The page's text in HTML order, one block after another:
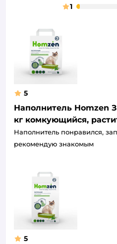
1
5
Наполнитель Homzen
кг комкующийся,
Наполнитель понравился,
рекомендую знакомым
5